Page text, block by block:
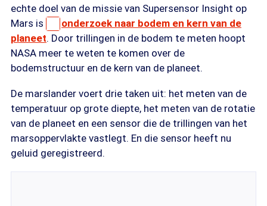
echte doel van de missie van Supersensor Insight op
Mars is
onderzoek naar bodem en kern van de
planeet. Door trillingen in de bodem te meten hoopt
NASA meer te weten te komen over de
bodemstructuur en de kern van de planeet.
De marslander voert drie taken uit: het meten van de
temperatuur op grote diepte, het meten van de rotatie
van de planeet en een sensor die de trillingen van het
marsoppervlakte vastlegt. En die sensor heeft nu
geluid geregistreerd.